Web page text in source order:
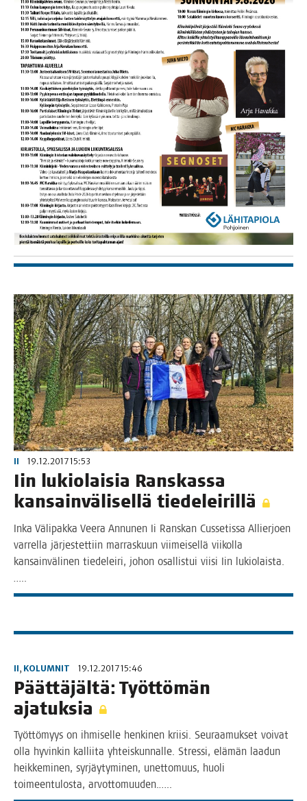
II 19.12.2017 15:53
Iin lukio­lai­sia Rans­kas­sa
kan­sain­vä­li­sel­lä tiedeleirillä
Inka Väli­pak­ka Vee­ra Annu­nen Ii Rans­kan Cus­se­tis­sa Allier­joen
var­rel­la jär­jes­tet­tiin mar­ras­kuun vii­mei­sel­lä vii­kol­la
kan­sain­vä­li­nen tie­de­lei­ri, johon osal­lis­tui vii­si Iin lukiolaista.
…..
II, KOLUMNIT 19.12.2017 15:46
Päät­tä­jäl­tä: Työt­tö­män
ajatuksia
Työt­tö­myys on ihmi­sel­le hen­ki­nen krii­si. Seu­raa­muk­set voi­vat
olla hyvin­kin kal­lii­ta yhteis­kun­nal­le. Stres­si, elä­män laa­dun
heik­ke­mi­nen, syr­jäy­ty­mi­nen, unet­to­muus, huo­li
toi­meen­tu­los­ta, arvottomuuden.…..